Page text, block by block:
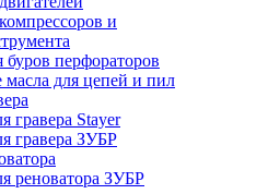
и
буров перфораторов
для цепей и пил
гравера Stayer
гравера ЗУБР
реноватора ЗУБР